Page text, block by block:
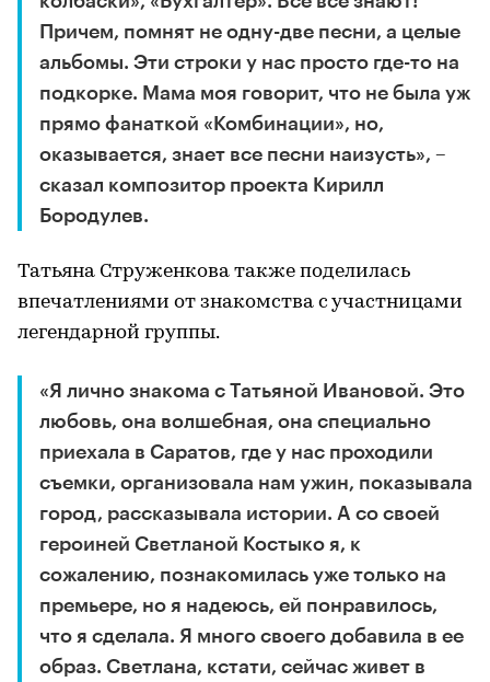
Причем, помнят не одну-две песни, а целые
альбомы. Эти строки у нас просто где-то на
подкорке. Мама моя говорит, что не была уж
прямо фанаткой «Комбинации», но,
оказывается, знает все песни наизусть», –
сказал композитор проекта Кирилл
Бородулев.
Татьяна Струженкова также поделилась
впечатлениями от знакомства с участницами
легендарной группы.
«Я лично знакома с Татьяной Ивановой. Это
любовь, она волшебная, она специально
приехала в Саратов, где у нас проходили
съемки, организовала нам ужин, показывала
город, рассказывала истории. А со своей
героиней Светланой Костыко я, к
сожалению, познакомилась уже только на
премьере, но я надеюсь, ей понравилось,
что я сделала. Я много своего добавила в ее
образ. Светлана, кстати, сейчас живет в